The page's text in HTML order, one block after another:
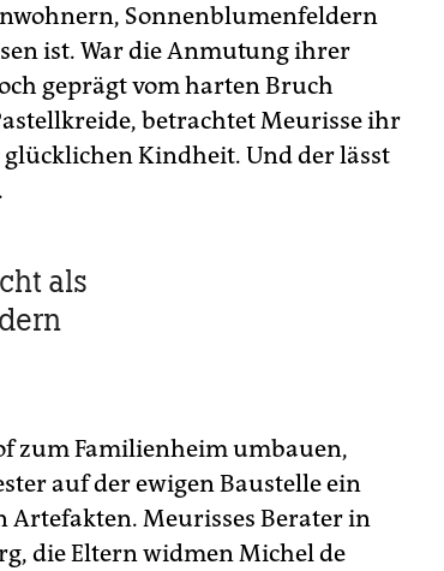
Sonnenblumenfeldern
ist. War die Anmutung ihrer
geprägt vom harten Bruch
betrachtet Meurisse ihr
glücklichen Kindheit. Und der lässt
als
zum Familienheim umbauen,
auf der ewigen Baustelle ein
Meurisses Berater in
die Eltern widmen Michel de